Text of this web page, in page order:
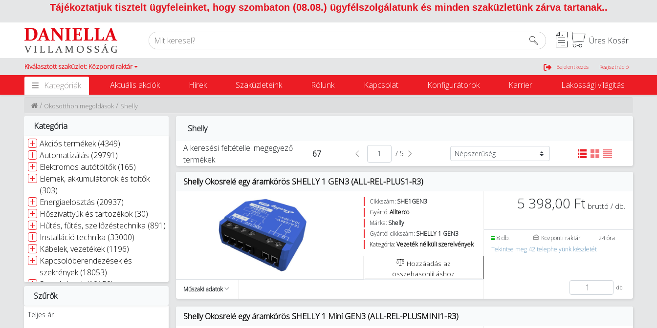
Tájékoztatjuk tisztelt ügyfeleinket, hogy szombaton (08.08.) ügyfélszolgálatunk és minden szaküzletünk zárva tartanak..
Üres Kosár
Kiválasztott szaküzlet: Központi raktár Belépés
Bejelentkezés Regisztráció
Kategóriák Aktuális akciók Hírek Szaküzleteink Rólunk Kapcsolat Konfigurátorok Karrier Lakossági világítás
Shelly
/
Okosotthon megoldások
/
Kategória
Akciós termékek (4349)
Automatizálás (29791)
Elektromos autótöltők (165)
Elemek, akkumulátorok és töltők
(303)
Energiaelosztás (20937)
Hőszivattyúk és tartozékok (30)
Hűtés, fűtés, szellőzéstechnika (891)
Installáció technika (33000)
Kábelek, vezetékek (1196)
Kapcsolóberendezések és
szekrények (18053)
Szerelvények (10150)
Kaputechnika (9)
Világítástechnika (27424)
Szűrők
Teljes ár
Shelly
A keresési feltétellel megegyező
termékek
67 / 5
Shelly Okosrelé egy áramkörös SHELLY 1 GEN3 (ALL-REL-PLUS1-R3)
Cikkszám: SHE1GEN3
Gyártó:Allterco
Márka: Shelly
Gyártói cikkszám: SHELLY 1 GEN3
Kategória:Vezeték nélküli szerelvények
összehasonlításhoz
Műszaki adatok
5 398,00 Ft bruttó / db.
8 db. Központi raktár
24 óra
Tekintse meg 42 telephelyünk készletét
db.
Shelly Okosrelé egy áramkörös SHELLY 1 Mini GEN3 (ALL-REL-PLUSMINI1-R3)